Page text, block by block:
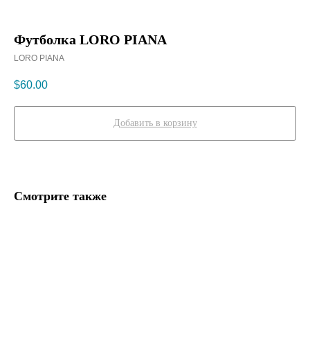
Футболка LORO PIANA
LORO PIANA
$60.00
Добавить в корзину
Смотрите также